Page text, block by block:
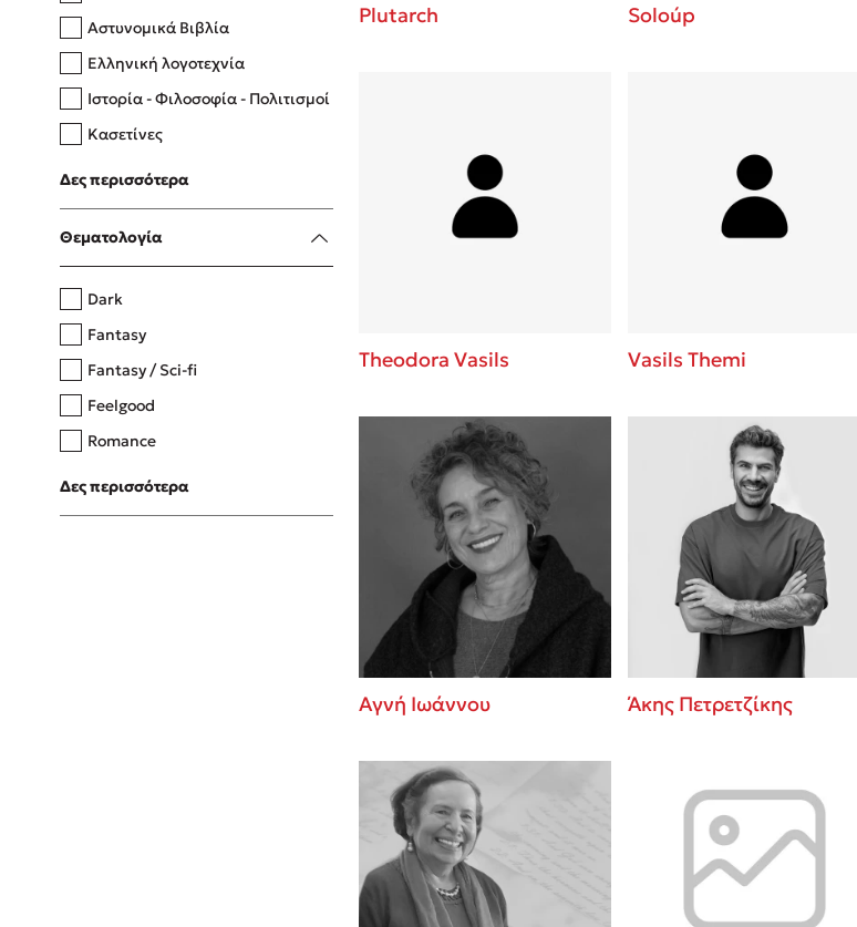
Δανάη Δεληγεώργη
Πάνω, κάτω, μπροστά, πίσω
Η μέθοδος Αφήστε τους
Αστυνομικά Βιβλία
Ελληνική λογοτεχνία
Ιστορία - Φιλοσοφία - Πολιτισμοί
Κασετίνες
Λευκώματα - Έγχρωμοι οδηγοί
Μαγειρική
Δες περισσότερα
Θεματολογία
Dark
Fantasy
Fantasy / Sci-fi
Feelgood
Romance
Upmarket
Young Adult
Δες περισσότερα
Plutarch Soloúp
Theodora Vasils Vasils Themi
Αγνή Ιωάννου Άκης Πετρετζίκης